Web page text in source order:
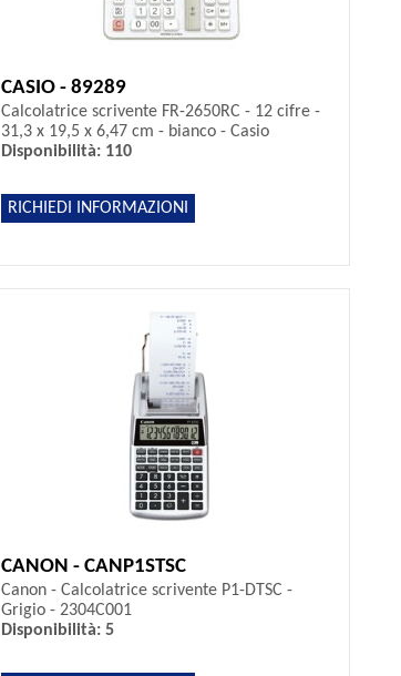
CASIO - 89289
Calcolatrice scrivente FR-2650RC - 12 cifre -
31,3 x 19,5 x 6,47 cm - bianco - Casio
Disponibilità: 110
RICHIEDI INFORMAZIONI
CANON - CANP1STSC
Canon - Calcolatrice scrivente P1-DTSC -
Grigio - 2304C001
Disponibilità: 5